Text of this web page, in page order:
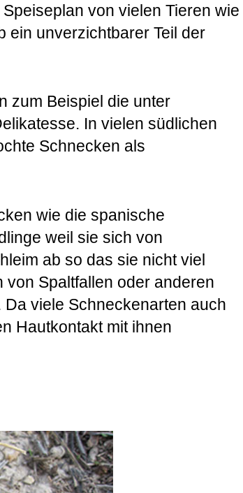
von vielen Tieren wie
ein unverzichtbarer Teil der
zum Beispiel die unter
In vielen südlichen
Schnecken als
wie die spanische
weil sie sich von
ab so das sie nicht viel
Spaltfallen oder anderen
viele Schneckenarten auch
Hautkontakt mit ihnen